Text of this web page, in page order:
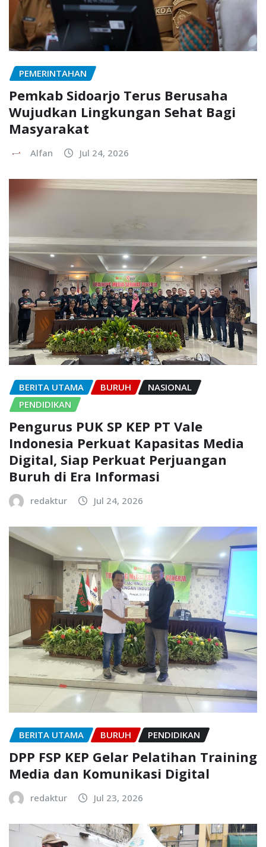
PEMERINTAHAN
Pemkab Sidoarjo Terus Berusaha
Wujudkan Lingkungan Sehat Bagi
Masyarakat
Alfan Jul 24, 2026
BERITA UTAMA BURUH
NASIONAL
PENDIDIKAN
Pengurus PUK SP KEP PT Vale
Indonesia Perkuat Kapasitas Media
Digital, Siap Perkuat Perjuangan
Buruh di Era Informasi
redaktur Jul 24, 2026
BERITA UTAMA BURUH PENDIDIKAN
DPP FSP KEP Gelar Pelatihan Training
Media dan Komunikasi Digital
redaktur Jul 23, 2026